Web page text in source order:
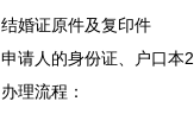
结婚证原件及复印件
申请人的身份证、户口本‌2
‌办理流程‌：